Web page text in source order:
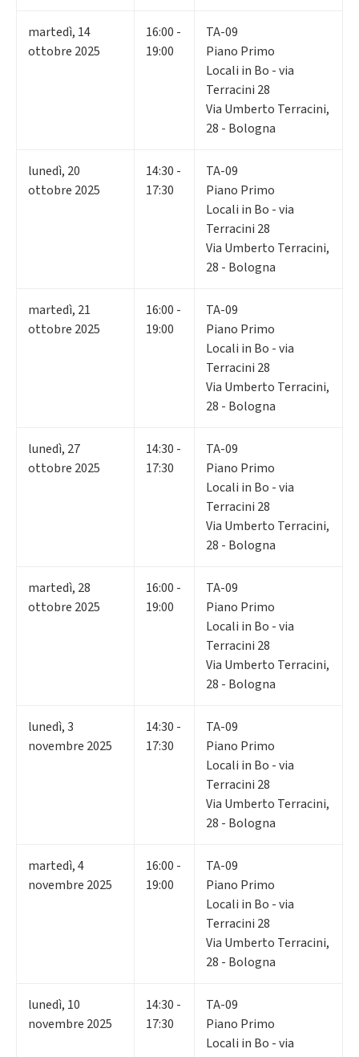
martedì, 14
ottobre 2025
16:00 -
19:00
TA-09
Piano Primo
Locali in Bo - via
Terracini 28
Via Umberto Terracini,
28 - Bologna
lunedì, 20
ottobre 2025
14:30 -
17:30
TA-09
Piano Primo
Locali in Bo - via
Terracini 28
Via Umberto Terracini,
28 - Bologna
martedì, 21
ottobre 2025
16:00 -
19:00
TA-09
Piano Primo
Locali in Bo - via
Terracini 28
Via Umberto Terracini,
28 - Bologna
lunedì, 27
ottobre 2025
14:30 -
17:30
TA-09
Piano Primo
Locali in Bo - via
Terracini 28
Via Umberto Terracini,
28 - Bologna
martedì, 28
ottobre 2025
16:00 -
19:00
TA-09
Piano Primo
Locali in Bo - via
Terracini 28
Via Umberto Terracini,
28 - Bologna
lunedì,3
novembre 2025
14:30 -
17:30
TA-09
Piano Primo
Locali in Bo - via
Terracini 28
Via Umberto Terracini,
28 - Bologna
martedì,4
novembre 2025
16:00 -
19:00
TA-09
Piano Primo
Locali in Bo - via
Terracini 28
Via Umberto Terracini,
28 - Bologna
lunedì, 10
novembre 2025
14:30 -
17:30
TA-09
Piano Primo
Locali in Bo - via